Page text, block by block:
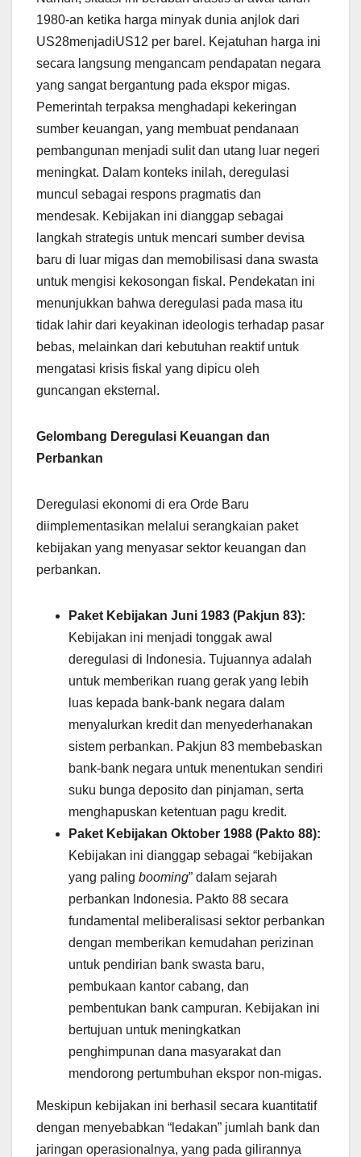
1980-an ketika harga minyak dunia anjlok dari
US28menjadiUS12 per barel. Kejatuhan harga ini
secara langsung mengancam pendapatan negara
yang sangat bergantung pada ekspor migas.
Pemerintah terpaksa menghadapi kekeringan
sumber keuangan, yang membuat pendanaan
pembangunan menjadi sulit dan utang luar negeri
meningkat. Dalam konteks inilah, deregulasi
muncul sebagai respons pragmatis dan
mendesak. Kebijakan ini dianggap sebagai
langkah strategis untuk mencari sumber devisa
baru di luar migas dan memobilisasi dana swasta
untuk mengisi kekosongan fiskal. Pendekatan ini
menunjukkan bahwa deregulasi pada masa itu
tidak lahir dari keyakinan ideologis terhadap pasar
bebas, melainkan dari kebutuhan reaktif untuk
mengatasi krisis fiskal yang dipicu oleh
guncangan eksternal.
Gelombang Deregulasi Keuangan dan
Perbankan
Deregulasi ekonomi di era Orde Baru
diimplementasikan melalui serangkaian paket
kebijakan yang menyasar sektor keuangan dan
perbankan.
Paket Kebijakan Juni 1983 (Pakjun 83):
Kebijakan ini menjadi tonggak awal
deregulasi di Indonesia. Tujuannya adalah
untuk memberikan ruang gerak yang lebih
luas kepada bank-bank negara dalam
menyalurkan kredit dan menyederhanakan
sistem perbankan. Pakjun 83 membebaskan
bank-bank negara untuk menentukan sendiri
suku bunga deposito dan pinjaman, serta
menghapuskan ketentuan pagu kredit.
Paket Kebijakan Oktober 1988 (Pakto 88):
Kebijakan ini dianggap sebagai “kebijakan
yang paling booming” dalam sejarah
perbankan Indonesia. Pakto 88 secara
fundamental meliberalisasi sektor perbankan
dengan memberikan kemudahan perizinan
untuk pendirian bank swasta baru,
pembukaan kantor cabang, dan
pembentukan bank campuran. Kebijakan ini
bertujuan untuk meningkatkan
penghimpunan dana masyarakat dan
mendorong pertumbuhan ekspor non-migas.
Meskipun kebijakan ini berhasil secara kuantitatif
dengan menyebabkan “ledakan” jumlah bank dan
jaringan operasionalnya, yang pada gilirannya